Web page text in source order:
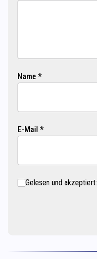
Name *
E-Mail *
Gelesen und akzeptiert: